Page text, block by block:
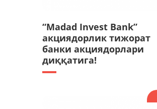
“Madad Invest Bank”
акциядорлик тижорат
банки акциядорлари
диққатига!